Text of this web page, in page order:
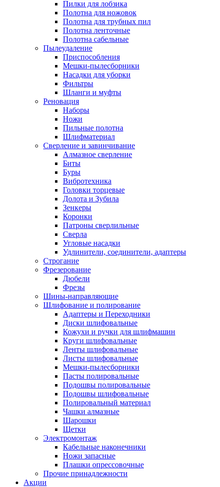
Пилки для лобзика
Полотна для ножовок
Полотна для трубных пил
Полотна ленточные
Полотна сабельные
Пылеудаление
Приспособления
Мешки-пылесборники
Насадки для уборки
Фильтры
Шланги и муфты
Реновация
Наборы
Ножи
Пильные полотна
Шлифматериал
Сверление и завинчивание
Алмазное сверление
Биты
Буры
Вибротехника
Головки торцевые
Долота и Зубила
Зенкеры
Коронки
Патроны сверлильные
Сверла
Угловые насадки
Удлинители, соединители, адаптеры
Строгание
Фрезерование
Дюбели
Фрезы
Шины-направляющие
Шлифование и полирование
Адаптеры и Переходники
Диски шлифовальные
Кожухи и ручки для шлифмашин
Круги шлифовальные
Ленты шлифовальные
Листы шлифовальные
Мешки-пылесборники
Пасты полировальные
Подошвы полировальные
Подошвы шлифовальные
Полировальный материал
Чашки алмазные
Шарошки
Щетки
Электромонтаж
Кабельные наконечники
Ножи запасные
Плашки опрессовочные
Прочие принадлежности
Акции